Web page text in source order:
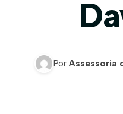
Por Assessoria